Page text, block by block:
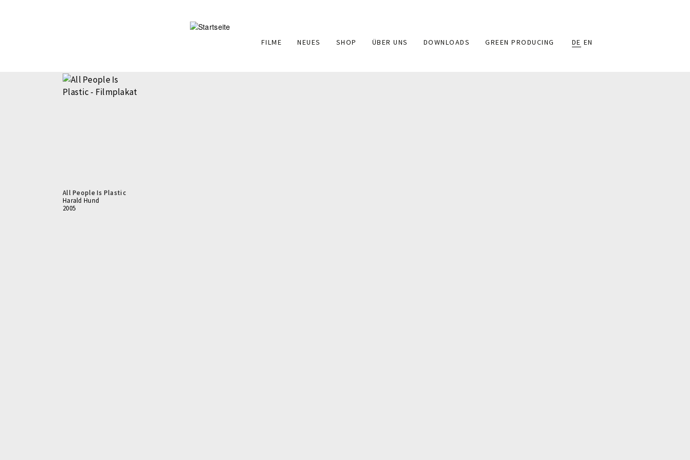
Main
FILME NEUES SHOP ÜBER UNS DOWNLOADS GREEN PRODUCING DE EN
All People Is Plastic
Harald Hund
2005